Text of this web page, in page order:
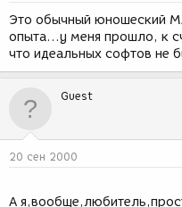
Это обычный юношеский
опыта...у меня прошло, к
что идеальных софтов не
Guest
20 сен 2000
А